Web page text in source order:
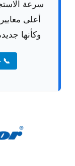
سرعة
أعلى
وكأنها
📞